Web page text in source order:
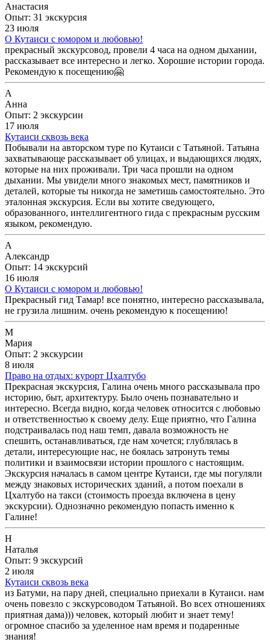
Анастасия
Опыт: 31 экскурсия
23 июля
О Кутаиси с юмором и любовью!
прекрасный экскурсовод, провели 4 часа на одном дыхании,
рассказывает все интересно и легко. Хорошие истории города.
Рекомендую к посещению🤗
А
Анна
Опыт: 2 экскурсии
17 июля
Кутаиси сквозь века
Побывали на авторском туре по Кутаиси с Татьяной. Татьяна
захватывающе рассказывает об улицах, и выдающихся людях,
которые на них проживали. Три часа прошли на одном
дыхании. Мы увидели много знакомых мест, памятников и
деталей, которые ты никогда не заметишь самостоятельно. Это
эталонная экскурсия. Если вы хотите сведующего,
образованного, интеллигентного гида с прекрасным русским
языком, рекомендую.
А
Александр
Опыт: 14 экскурсий
16 июля
О Кутаиси с юмором и любовью!
Прекрасный гид Тамар! все понятно, интересно рассказывала,
не грузила лишним. очень рекомендую к посещению!
М
Мария
Опыт: 2 экскурсии
8 июля
Право на отдых: курорт Цхалтубо
Прекрасная экскурсия, Галина очень много рассказывала про
историю, быт, архитектуру. Было очень познавательно и
интересно. Всегда видно, когда человек относится с любовью
и ответственностью к своему делу. Еще приятно, что Галина
подстраивалась под наш темп, давала возможность не
спешить, останавливаться, где нам хочется; глублялась в
детали, интересующие нас, не боялась затронуть темы
политики и взаимосвязи истории прошлого с настоящим.
Экскурсия началась в самом центре Кутаиси, где мы погуляли
между знаковых исторических зданий, а потом поехали в
Цхалтубо на такси (стоимость проезда включена в цену
экскурсии). Однозначно рекомендую попасть именно к
Галине!
Н
Наталья
Опыт: 9 экскурсий
2 июля
Кутаиси сквозь века
из Батуми, на пару дней, специально приехали в Кутаиси. нам
очень повезло с экскурсоводом Татьяной. Во всех отношениях
приятная дама))) человек, который любит и знает тему!
огромное спасибо за уделенное нам время и подаренные
знания!